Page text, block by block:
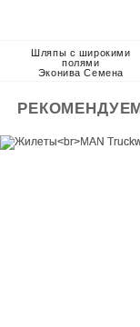
Шляпы с широкими
полями
Эконива Семена
РЕКОМЕНДУЕМ